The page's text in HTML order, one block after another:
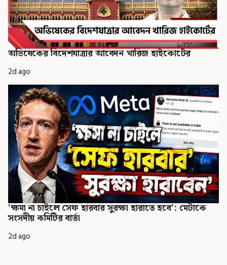
অভিষেকের বিদেশযাত্রার আবেদন খারিজ হাইকোর্টের
2d ago
'ক্ষমা না চাইলে সেফ হারবার সুরক্ষা হারাতে হবে': মেটাকে
সংসদীয় কমিটির বার্তা
2d ago